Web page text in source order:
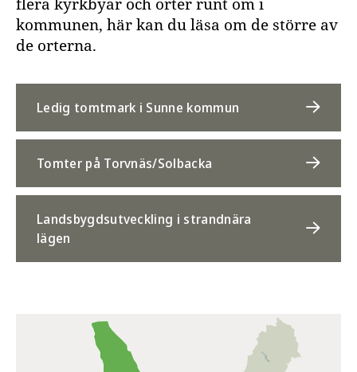
kommunen, här kan du läsa om de större av
de orterna.
Ledig tomtmark i Sunne kommun
Tomter på Torvnäs/Solbacka
Landsbygdsutveckling i strandnära
lägen